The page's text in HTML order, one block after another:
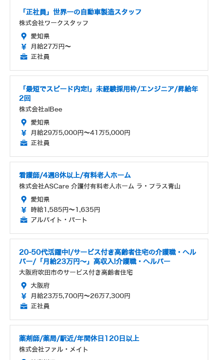
「正社員」世界一の自動車製造スタッフ
株式会社ワークスタッフ
愛知県
月給27万円～
正社員
「最短でスピード内定!」未経験採用枠/エンジニア/昇給年
2回
株式会社alBee
愛知県
月給29万5,000円～41万5,000円
正社員
看護師/4週8休以上/有料老人ホーム
株式会社ASCare 介護付有料老人ホーム ラ・プラス青山
愛知県
時給1,585円～1,635円
アルバイト・パート
20-50代活躍中!/サービス付き高齢者住宅の介護職・ヘル
パー/「月給23万円～」高収入!介護職・ヘルパー
大阪府吹田市のサービス付き高齢者住宅
大阪府
月給23万5,700円～26万7,300円
正社員
薬剤師/薬局/駅近/年間休日120日以上
株式会社ファル・メイト